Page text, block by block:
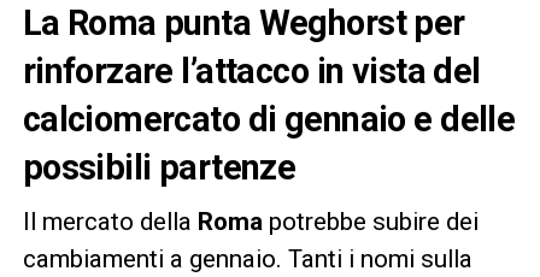
La Roma punta Weghorst per
rinforzare l’attacco in vista del
calciomercato di gennaio e delle
possibili partenze
Il mercato della Roma potrebbe subire dei
cambiamenti a gennaio. Tanti i nomi sulla